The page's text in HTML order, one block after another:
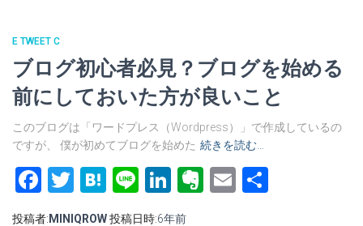
E TWEET C
ブログ初心者必見？ブログを始める
前にしておいた方が良いこと
このブログは「ワードプレス（Wordpress）」で作成しているの
ですが、 僕が初めてブログを始めた 続きを読む…
Facebook
Twitter
Hatena
LineLinkedIn
Evernote
Email
投稿者: MINIQROW投稿日時:6年前